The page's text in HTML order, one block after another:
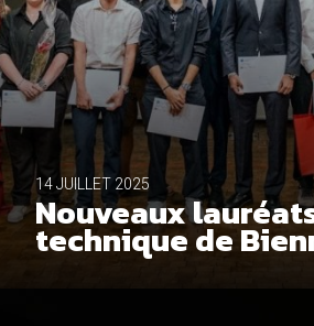
14 JUILLET 2025
Nouveaux
technique de